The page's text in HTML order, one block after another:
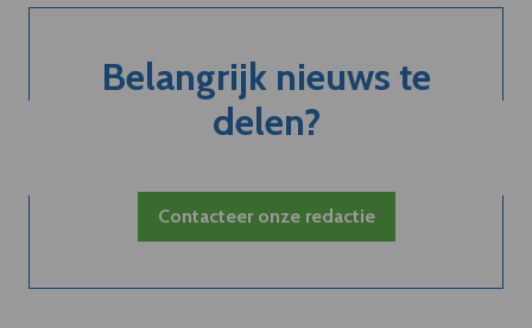
Belangrijk nieuws te
delen?
Contacteer onze redactie